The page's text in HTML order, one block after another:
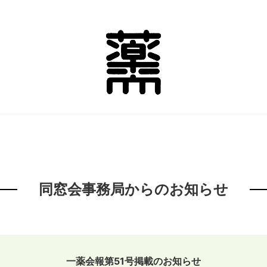
同窓会事務局からのお知らせ
一薬会報第51号掲載のお知らせ